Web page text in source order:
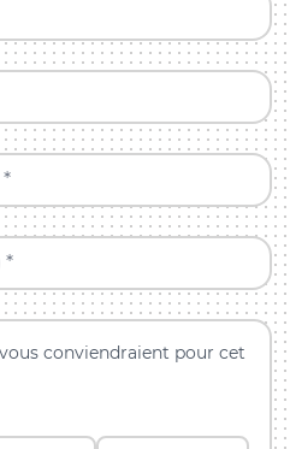
*
conviendraient pour cet